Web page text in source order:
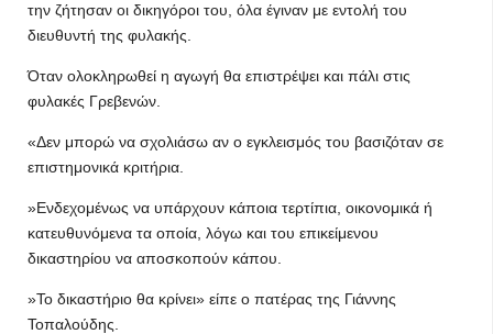
την ζήτησαν οι δικηγόροι του, όλα έγιναν με εντολή του
διευθυντή της φυλακής.
Όταν ολοκληρωθεί η αγωγή θα επιστρέψει και πάλι στις
φυλακές Γρεβενών.
«Δεν μπορώ να σχολιάσω αν ο εγκλεισμός του βασιζόταν σε
επιστημονικά κριτήρια.
»Ενδεχομένως να υπάρχουν κάποια τερτίπια, οικονομικά ή
κατευθυνόμενα τα οποία, λόγω και του επικείμενου
δικαστηρίου να αποσκοπούν κάπου.
»Το δικαστήριο θα κρίνει» είπε ο πατέρας της Γιάννης
Τοπαλούδης.